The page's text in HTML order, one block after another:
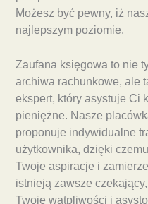
Możesz być pewny, iż
najlepszym poziomie.
Zaufana księgowa to nie
archiwa rachunkowe, ale
ekspert, który asystuje Ci
pieniężne. Nasze
proponuje indywidualne
użytkownika, dzięki
Twoje aspiracje i
istnieją zawsze
Twoje wątpliwości i